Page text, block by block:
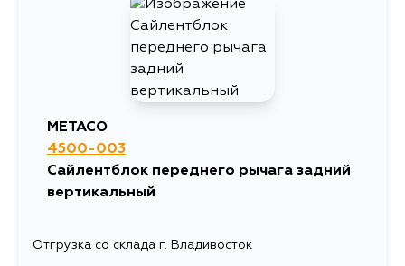
METACO
4500-003
Сайлентблок переднего рычага задний
вертикальный
Отгрузка со склада г. Владивосток